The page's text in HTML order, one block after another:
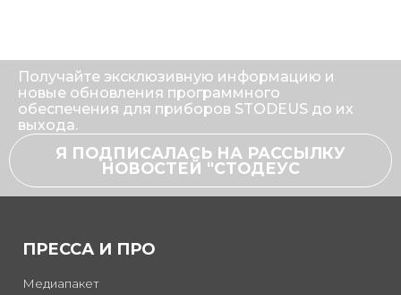
Получайте эксклюзивную информацию и
новые обновления программного
обеспечения для приборов STODEUS до их
выхода.
Я ПОДПИСАЛАСЬ НА РАССЫЛКУ
НОВОСТЕЙ "СТОДЕУС
ПРЕССА И ПРО
Медиапакет